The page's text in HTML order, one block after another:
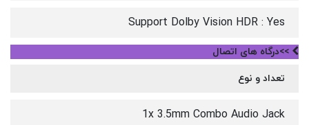
Support Dolby Vision HDR : Yes
>>درگاه های اتصال
تعداد و نوع
1x 3.5mm Combo Audio Jack